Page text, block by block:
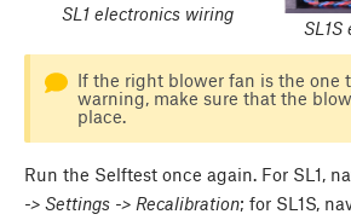
SL1 electronics wiring
SL1S
If the right blower fan is the one
warning, make sure that the
place.
Run the Selftest once again. For SL1,
-> Settings -> Recalibration; for SL1S,